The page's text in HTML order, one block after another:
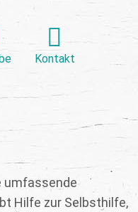
Kontakt
umfassende
Hilfe zur Selbsthilfe,